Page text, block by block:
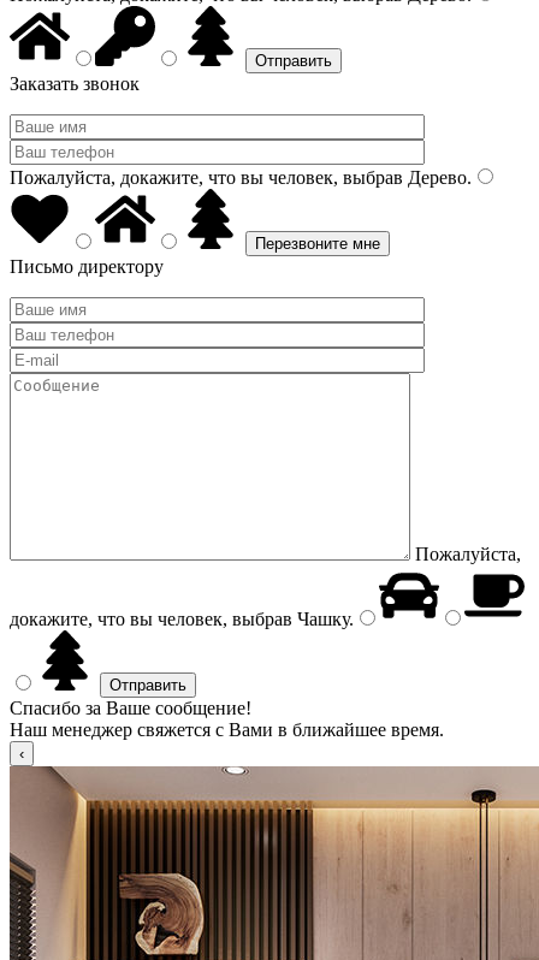
Заказать звонок
Пожалуйста, докажите, что вы человек, выбрав Дерево.
Письмо директору
Пожалуйста,
докажите, что вы человек, выбрав Чашку.
Спасибо за Ваше сообщение!
Наш менеджер свяжется с Вами в ближайшее время.